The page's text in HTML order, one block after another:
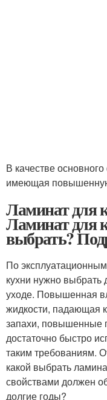
В качестве
имеющая
Ламинат для
Ламинат для
выбрать?
По
кухни нужно выбрать
уходе. Повышенная
жидкости, падающая
запахи, повышенные
достаточно быстро
таким требованиям.
какой выбрать
свойствами должен
долгие годы?